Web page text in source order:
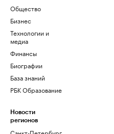
Общество
Бизнес
Технологии и
медиа
Финансы
Биографии
База знаний
РБК Образование
Новости
регионов